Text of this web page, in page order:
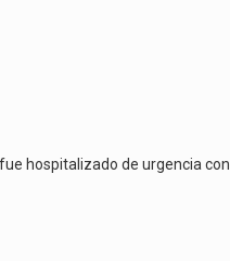
hospitalizado de urgencia con